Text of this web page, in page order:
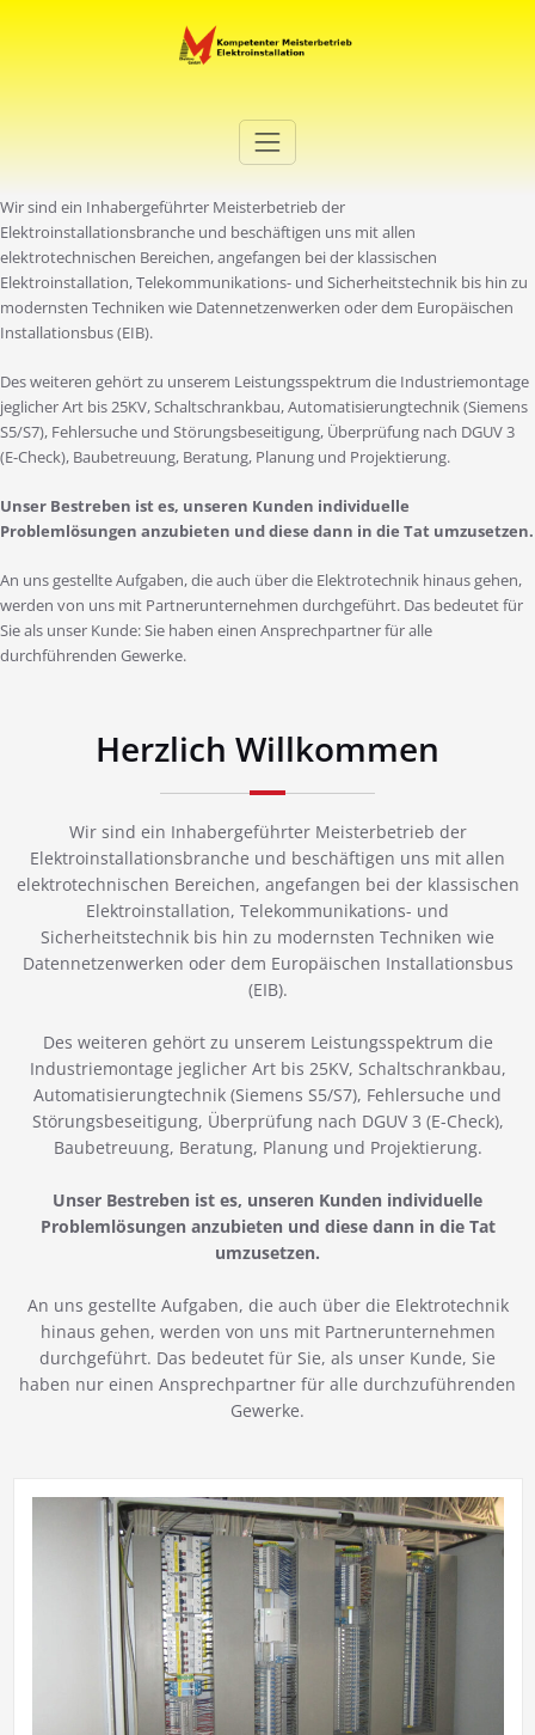
Elektro Martini
Wir sind ein Inhabergeführter Meisterbetrieb der
Elektroinstallationsbranche und beschäftigen uns mit allen
elektrotechnischen Bereichen, angefangen bei der klassischen
Elektroinstallation, Telekommunikations- und Sicherheitstechnik bis hin zu
modernsten Techniken wie Datennetzenwerken oder dem Europäischen
Installationsbus (EIB).
Des weiteren gehört zu unserem Leistungsspektrum die Industriemontage
jeglicher Art bis 25KV, Schaltschrankbau, Automatisierungtechnik (Siemens
S5/S7), Fehlersuche und Störungsbeseitigung, Überprüfung nach DGUV 3
(E-Check), Baubetreuung, Beratung, Planung und Projektierung.
Unser Bestreben ist es, unseren Kunden individuelle
Problemlösungen anzubieten und diese dann in die Tat umzusetzen.
An uns gestellte Aufgaben, die auch über die Elektrotechnik hinaus gehen,
werden von uns mit Partnerunternehmen durchgeführt. Das bedeutet für
Sie als unser Kunde: Sie haben einen Ansprechpartner für alle
durchführenden Gewerke.
Herzlich Willkommen
Wir sind ein Inhabergeführter Meisterbetrieb der
Elektroinstallationsbranche und beschäftigen uns mit allen
elektrotechnischen Bereichen, angefangen bei der klassischen
Elektroinstallation, Telekommunikations- und
Sicherheitstechnik bis hin zu modernsten Techniken wie
Datennetzenwerken oder dem Europäischen Installationsbus
(EIB).
Des weiteren gehört zu unserem Leistungsspektrum die
Industriemontage jeglicher Art bis 25KV, Schaltschrankbau,
Automatisierungtechnik (Siemens S5/S7), Fehlersuche und
Störungsbeseitigung, Überprüfung nach DGUV 3 (E-Check),
Baubetreuung, Beratung, Planung und Projektierung.
Unser Bestreben ist es, unseren Kunden individuelle
Problemlösungen anzubieten und diese dann in die Tat
umzusetzen.
An uns gestellte Aufgaben, die auch über die Elektrotechnik
hinaus gehen, werden von uns mit Partnerunternehmen
durchgeführt. Das bedeutet für Sie, als unser Kunde, Sie
haben nur einen Ansprechpartner für alle durchzuführenden
Gewerke.